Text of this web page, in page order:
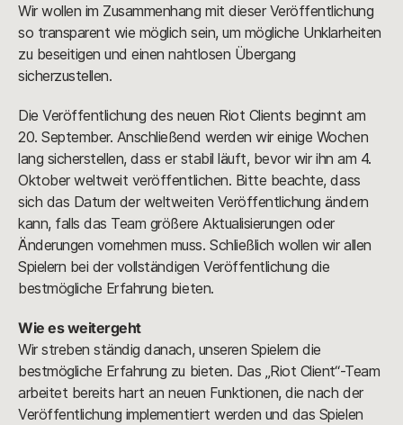
Wir wollen im Zusammenhang mit dieser Veröffentlichung
so transparent wie möglich sein, um mögliche Unklarheiten
zu beseitigen und einen nahtlosen Übergang
sicherzustellen.
Die Veröffentlichung des neuen Riot Clients beginnt am
20. September. Anschließend werden wir einige Wochen
lang sicherstellen, dass er stabil läuft, bevor wir ihn am 4.
Oktober weltweit veröffentlichen. Bitte beachte, dass
sich das Datum der weltweiten Veröffentlichung ändern
kann, falls das Team größere Aktualisierungen oder
Änderungen vornehmen muss. Schließlich wollen wir allen
Spielern bei der vollständigen Veröffentlichung die
bestmögliche Erfahrung bieten.
Wie es weitergeht
Wir streben ständig danach, unseren Spielern die
bestmögliche Erfahrung zu bieten. Das „Riot Client“-Team
arbeitet bereits hart an neuen Funktionen, die nach der
Veröffentlichung implementiert werden und das Spielen